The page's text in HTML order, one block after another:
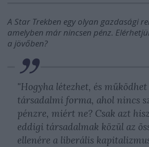
A Star Trekben egy olyan gazdasági
amelyben már nincsen pénz.
a jövőben?
"Hogyha létezhet, és
társadalmi forma, ahol nincs
pénzre, miért ne? Csak azt
eddigi társadalmak közül az
ellenére a liberális